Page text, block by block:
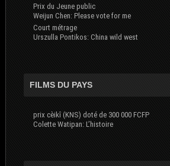
Prix du Jeune public
Weijun Chen: Please vote for me
Court métrage
Urszulla Pontikos: China wild west
FILMS DU PAYS
prix cèikî (KNS) doté de 300 000 FCFP
Colette Watipan: L’histoire